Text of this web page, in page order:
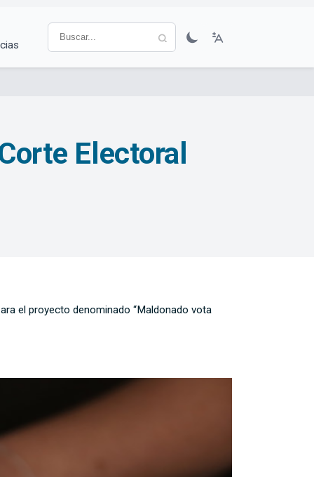
Electoral
el proyecto denominado “Maldonado vota